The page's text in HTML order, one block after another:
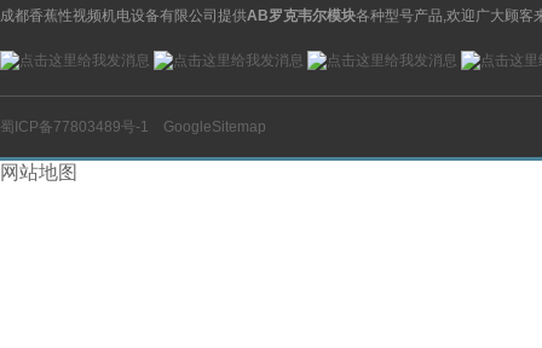
成都香蕉性视频机电设备有限公司提供AB罗克韦尔模块各种型号产品,欢迎广大顾客
蜀ICP备77803489号-1 GoogleSitemap
网站地图